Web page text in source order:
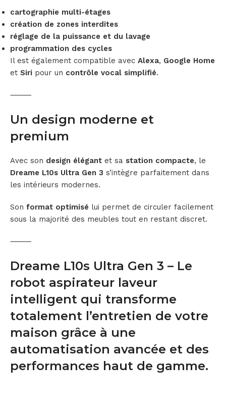
cartographie multi-étages
création de zones interdites
réglage de la puissance et du lavage
programmation des cycles
Il est également compatible avec Alexa, Google Home
et Siri pour un contrôle vocal simplifié.
⸻
Un design moderne et
premium
Avec son design élégant et sa station compacte, le
Dreame L10s Ultra Gen 3 s’intègre parfaitement dans
les intérieurs modernes.
Son format optimisé lui permet de circuler facilement
sous la majorité des meubles tout en restant discret.
⸻
Dreame L10s Ultra Gen 3 – Le
robot aspirateur laveur
intelligent qui transforme
totalement l’entretien de votre
maison grâce à une
automatisation avancée et des
performances haut de gamme.